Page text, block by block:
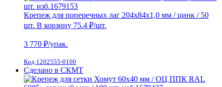
Крепеж для поперечных лаг 204х84х1,0 мм / цинк / 50
шт. В корзину 75.4 ₽/шт.
3 770 ₽/упак.
Код 1202555-0100
Сделано в СКМТ